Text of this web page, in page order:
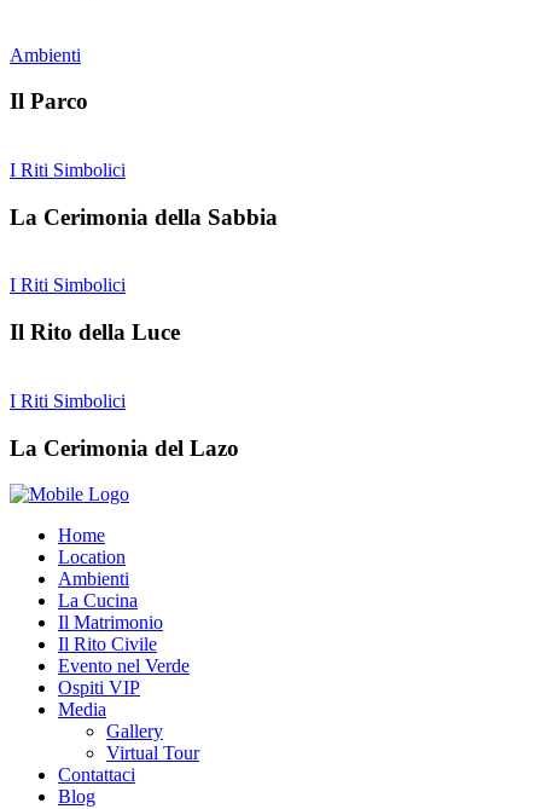
Ambienti
Il Parco
I Riti Simbolici
La Cerimonia della Sabbia
I Riti Simbolici
Il Rito della Luce
I Riti Simbolici
La Cerimonia del Lazo
Home
Location
Ambienti
La Cucina
Il Matrimonio
Il Rito Civile
Evento nel Verde
Ospiti VIP
Media
Gallery
Virtual Tour
Contattaci
Blog